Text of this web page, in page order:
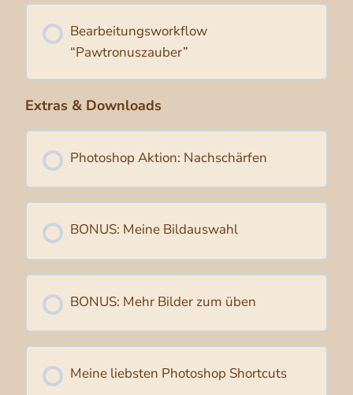
Bearbeitungsworkflow
“Pawtronuszauber”
Extras & Downloads
Photoshop Aktion: Nachschärfen
BONUS: Meine Bildauswahl
BONUS: Mehr Bilder zum üben
Meine liebsten Photoshop Shortcuts